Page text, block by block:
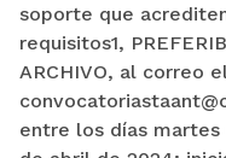
soporte que
requisitos1,
ARCHIVO, al correo
entre los días